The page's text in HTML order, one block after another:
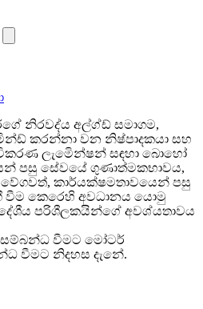
නිරවද්ය අල්ග්ඩ් සමාගම,
කරන්නා වන නිෂ්පාදකයා සහ
ලැමිෙන්ෂන් සඳහා බොහෝ
පසු සේවයේ ගුණාත්මකභාවය,
කාර්යක්ෂමතාවයෙන් පසු
වීම කෙරෙහි අවධානය යොමු
පරිශීලකයින්ගේ අවශ්යතාවය
සම්බන්ධ වීමට මෝටර්
වීමට නිදහස දැනේ.